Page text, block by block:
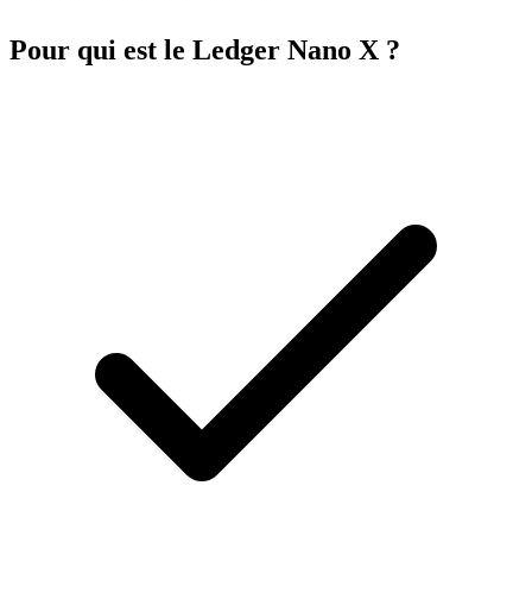
Pour qui est le Ledger Nano X ?